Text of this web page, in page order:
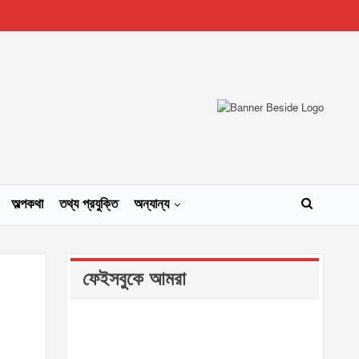
অল্পকথা তথ্য প্রযুক্তি অন্যান্য
ফেইসবুকে আমরা